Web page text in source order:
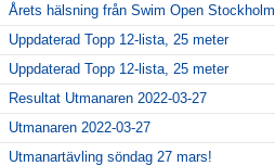
Årets hälsning från Swim Open Stockholm
Uppdaterad Topp 12-lista, 25 meter
Uppdaterad Topp 12-lista, 25 meter
Resultat Utmanaren 2022-03-27
Utmanaren 2022-03-27
Utmanartävling söndag 27 mars!